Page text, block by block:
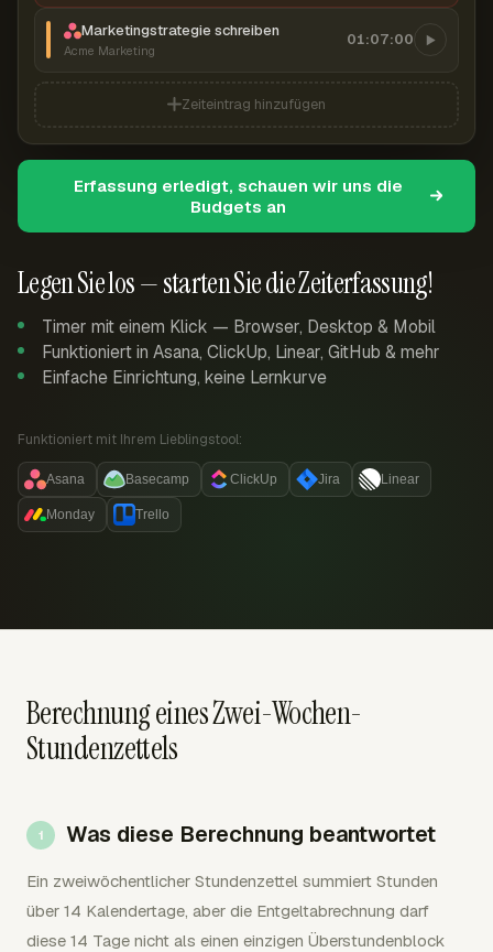
Legen Sie los — starten Sie die Zeiterfassung!
Timer mit einem Klick — Browser, Desktop & Mobil
Funktioniert in Asana, ClickUp, Linear, GitHub & mehr
Einfache Einrichtung, keine Lernkurve
Funktioniert mit Ihrem Lieblingstool:
Asana Basecamp ClickUp Jira Linear
Monday Trello
Marketingstrategie schreiben
Acme Marketing
01:07:00
Zeiteintrag hinzufügen
Erfassung erledigt, schauen wir uns die
Budgets an
Berechnung eines Zwei-Wochen-
Stundenzettels
Was diese Berechnung beantwortet
Ein zweiwöchentlicher Stundenzettel summiert Stunden
über 14 Kalendertage, aber die Entgeltabrechnung darf
diese 14 Tage nicht als einen einzigen Überstundenblock